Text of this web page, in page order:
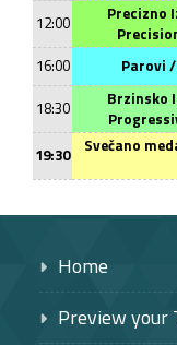
12:00
Precizno
16:00 Parovi
18:30
Brzinsko
19:30 Svečano
Home
Preview your